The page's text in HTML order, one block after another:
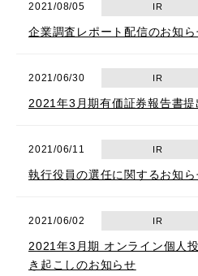
2021/08/05 IR
企業調査レポート配信のお知ら
2021/06/30 IR
2021年3月期有価証券報告書
2021/06/11 IR
執行役員の選任に関するお知ら
2021/06/02 IR
2021年3月期 オンライン個人
き起こしのお知らせ